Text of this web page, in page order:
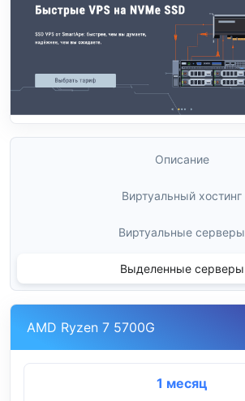
Описание
Виртуальный хостинг
Виртуальные серверы
Выделенные серверы
AMD Ryzen 7 5700G
1 месяц